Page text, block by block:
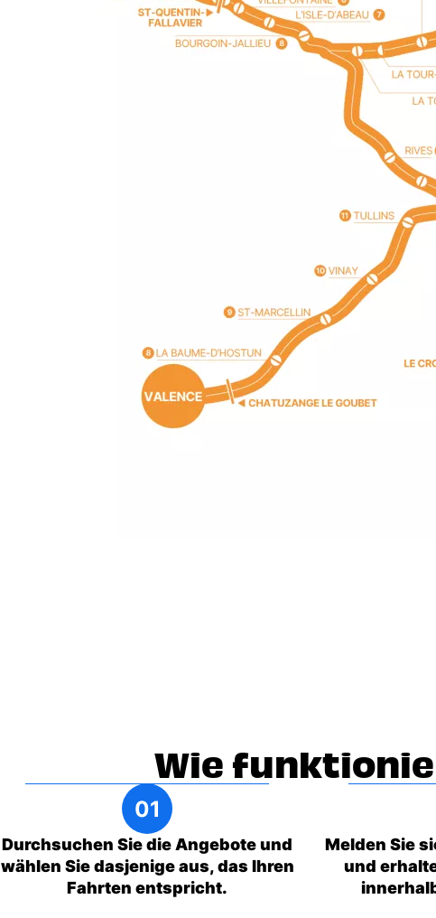
Wie
Durchsuchen Sie die Angebote und
wählen Sie dasjenige aus, das Ihren
Fahrten entspricht.
Melden Sie
und